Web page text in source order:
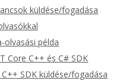
küldése/fogadása
olvasási példa
Core C++ és C# SDK
SDK küldése/fogadása